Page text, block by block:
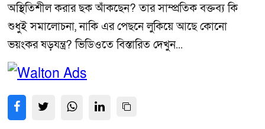
অস্থিতিশীল করার ছক আঁকছেন? তার সাম্প্রতিক বক্তব্য কি
শুধুই সমালোচনা, নাকি এর পেছনে লুকিয়ে আছে কোনো
ভয়ংকর ষড়যন্ত্র? ভিডিওতে বিস্তারিত দেখুন...